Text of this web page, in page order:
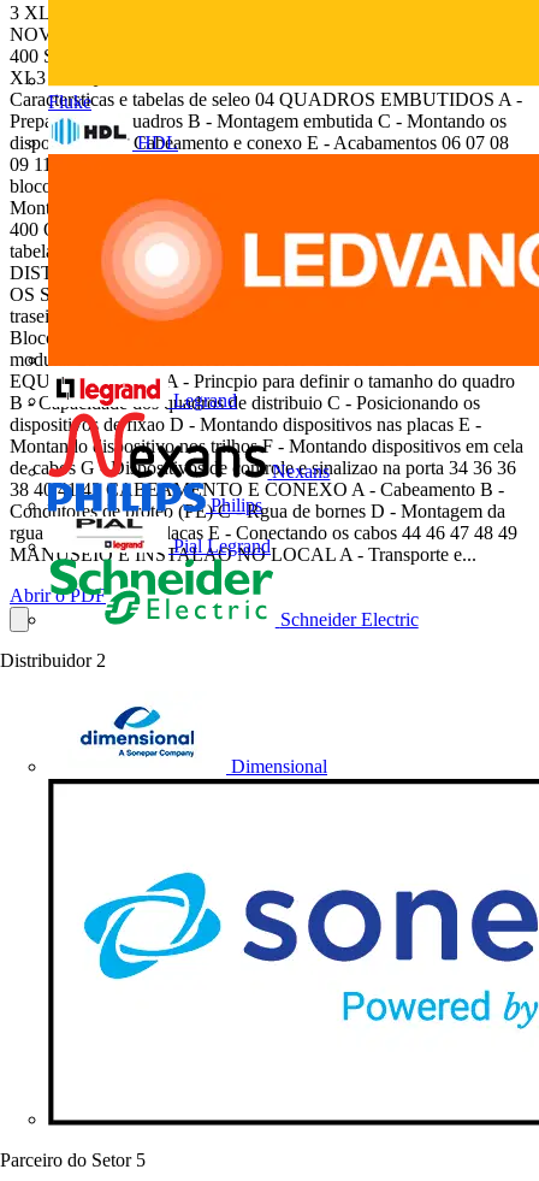
Fluke
HDL
Legrand
Nexans
Philips
Pial Legrand
Schneider Electric
Distribuidor 2
Dimensional
Parceiro do Setor 5
3 XL 160 e 400 Segurana e proteo para equipamentos e pessoas
NOVOS QUADROS DE DISTRIBUIO TTA / PTTA XL 3 160 E
400 SISTEMAS PARA PROTEO E DISTRIBUIO DE ENERGIA
XL3 160 Quadros de distribuio ndice LINHA XL3 160
Caractersticas e tabelas de seleo 04 QUADROS EMBUTIDOS A -
Preparando os quadros B - Montagem embutida C - Montando os
dispositivos D - Cabeamento e conexo E - Acabamentos 06 07 08
09 11 DISTRIBUIO A - Blocos de distribuio, borne de distribuio e
blocos de distribuio modular 12 APNDICES A - Acessrios B -
Montagem dos fechos C - Dimenses OFERTA II 13 14 14 15 XL3
400 Quadros de distribuio ndice LINHA XL3 400 Caractersticas e
tabelas de seleo 18 MONTANDO OS QUADROS DE
DISTRIBUIO A - Quadros metlicos XL3 400 20 MONTANDO
OS SISTEMAS DE DISTRIBUIO A - Barramento padro na parte
traseira do quadro B - Distribuio padro nas celas de cabos C -
Blocos de distribuio, borne de distribuio e blocos de distribuio
modular 27 30 32 MONTANDO DISPOSITIVOS E
EQUIPAMENTOS A - Princpio para definir o tamanho do quadro
B - Capacidade dos quadros de distribuio C - Posicionando os
dispositivos de fixao D - Montando dispositivos nas placas E -
Montando dispositivo nos trilhos F - Montando dispositivos em cela
de cabos G - Dispositivos de controle e sinalizao na porta 34 36 36
38 40 41 43 CABEAMENTO E CONEXO A - Cabeamento B -
Condutores de proteo (PE) C - Rgua de bornes D - Montagem da
rgua de bornes nas placas E - Conectando os cabos 44 46 47 48 49
MANUSEIO E INSTALAO NO LOCAL A - Transporte e...
Abrir o PDF